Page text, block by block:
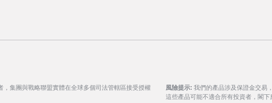
集團與戰略聯盟實體在全球多個司法管轄區接受授權
風險提示: 我們的產品涉及保證金交易
這些產品可能不適合所有投資者，閣下